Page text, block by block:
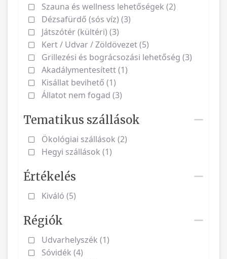
Szauna és wellness lehetőségek (2)
Dézsafürdő (sós víz) (3)
Játszótér (kültéri) (3)
Kert / Udvar / Zöldövezet (5)
Grillezési és bográcsozási lehetőség (3)
Akadálymentesített (1)
Kisállat bevihető (1)
Állatot nem fogad (3)
Tematikus szállások
Ökológiai szállások (2)
Hegyi szállások (1)
Értékelés
Kiváló (5)
Régiók
Udvarhelyszék (1)
Sóvidék (4)